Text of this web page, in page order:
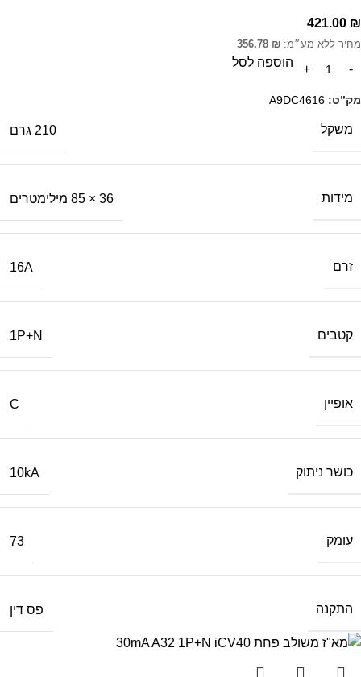
421.00 ₪
מחיר ללא מע״מ: 356.78 ₪
הוספה לסל
מק”ט: A9DC4616
משקל 210 גרם
מידות 36 × 85 מילימטרים
זרם 16A
קטבים 1P+N
אופיין C
כושר ניתוק 10kA
עומק 73
התקנה פס דין